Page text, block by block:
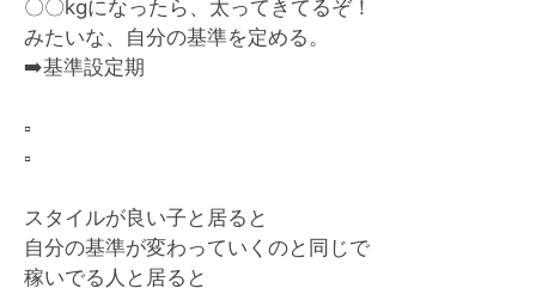
〇〇kgになったら、太ってきてるぞ！
みたいな、自分の基準を定める。
➡️基準設定期
▫️
▫️
スタイルが良い子と居ると
自分の基準が変わっていくのと同じで
稼いでる人と居ると